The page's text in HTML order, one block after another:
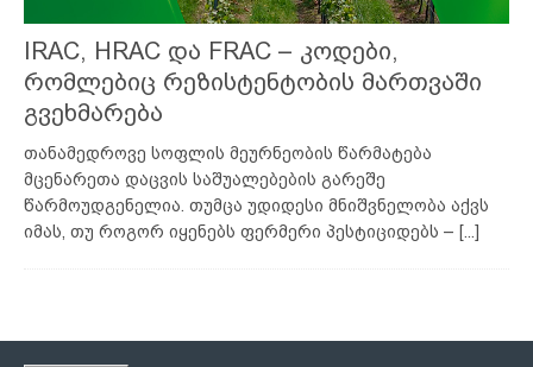
IRAC, HRAC და FRAC – კოდები,
რომლებიც რეზისტენტობის მართვაში
გვეხმარება
თანამედროვე სოფლის მეურნეობის წარმატება
მცენარეთა დაცვის საშუალებების გარეშე
წარმოუდგენელია. თუმცა უდიდესი მნიშვნელობა აქვს
იმას, თუ როგორ იყენებს ფერმერი პესტიციდებს – [...]